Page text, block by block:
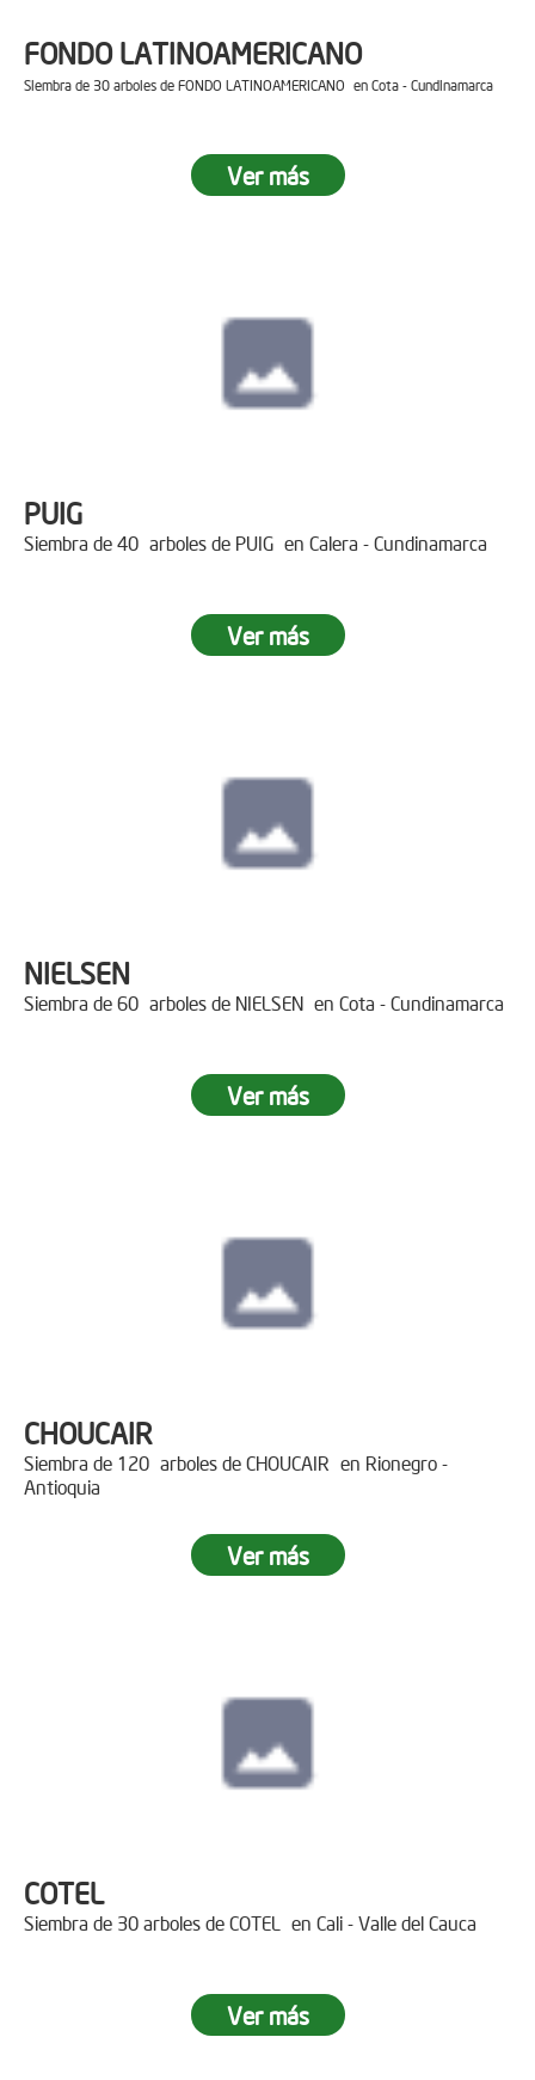
FONDO LATINOAMERICANO
Siembra de 30 arboles de FONDO LATINOAMERICANO en Cota - Cundinamarca
Ver más
PUIG
Siembra de 40 arboles de PUIG en Calera - Cundinamarca
Ver más
NIELSEN
Siembra de 60 arboles de NIELSEN en Cota - Cundinamarca
Ver más
CHOUCAIR
Siembra de 120 arboles de CHOUCAIR en Rionegro -
Antioquia
Ver más
COTEL
Siembra de 30 arboles de COTEL en Cali - Valle del Cauca
Ver más